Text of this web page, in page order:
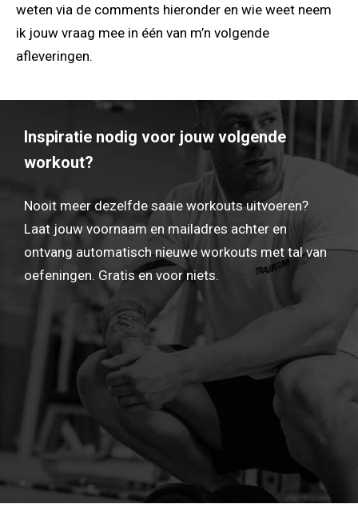
weten via de comments hieronder en wie weet neem
ik jouw vraag mee in één van m’n volgende
afleveringen.
Inspiratie nodig voor jouw volgende
workout?
Nooit meer dezelfde saaie workouts uitvoeren?
Laat jouw voornaam en mailadres achter en
ontvang automatisch nieuwe workouts met tal van
oefeningen. Gratis en voor niets.